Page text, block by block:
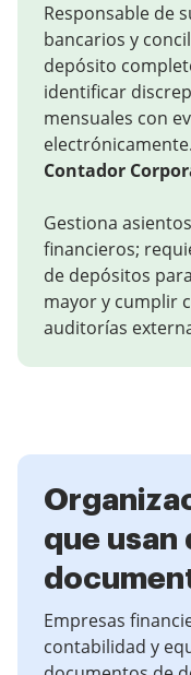
Responsable de
bancarios y
depósito
identificar
mensuales con
electrónicamente.
Contador
Gestiona
financieros;
de depósitos
mayor y cumplir
auditorías
que
Empresas
contabilidad y